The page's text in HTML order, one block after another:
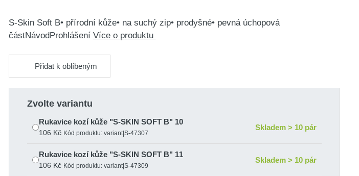
S-Skin Soft B• přírodní kůže• na suchý zip• prodyšné• pevná úchopová
částNávodProhlášení Více o produktu
Přidat k oblíbeným
Zvolte variantu
Rukavice kozí kůže "S-SKIN SOFT B" 10
106 Kč Kód produktu: variant|S-47307
Skladem > 10 pár
Rukavice kozí kůže "S-SKIN SOFT B" 11
106 Kč Kód produktu: variant|S-47309
Skladem > 10 pár